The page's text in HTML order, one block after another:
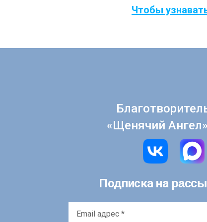
Чтобы
«Щенячий
Подписка на
адрес